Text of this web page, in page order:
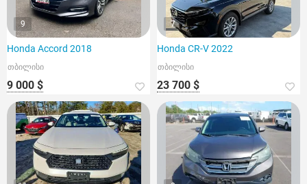
9
Honda Accord 2018
თბილისი
9 000 $
7
Honda CR-V 2022
თბილისი
23 700 $